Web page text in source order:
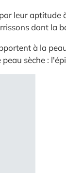
leur
dont la
à la
sèche :